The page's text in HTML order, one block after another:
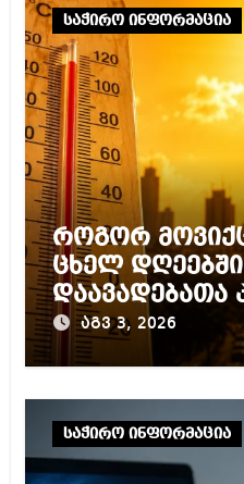
საჭირო ინფორმაცია
როგორ
ცხელ
ცენტრის
აგვ 3, 2026
საჭირო ინფორმაცია